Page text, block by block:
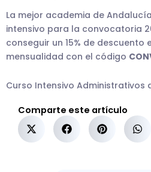
La mejor academia de
intensivo para la convocatoria
conseguir un 15% de descuento
mensualidad con el código
Curso Intensivo Administrativos
Comparte este artículo